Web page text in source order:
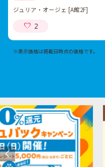
ジュリア・オージェ [A館2F]
2
※表示価格は掲載日時点の価格です。